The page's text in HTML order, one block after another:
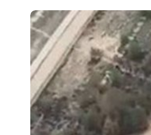
a
n
d
i
e